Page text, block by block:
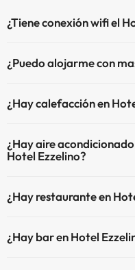
¿Tiene conexión wifi el
¿Puedo alojarme con
¿Hay calefacción en
¿Hay aire
Hotel Ezzelino?
¿Hay restaurante en
¿Hay bar en Hotel